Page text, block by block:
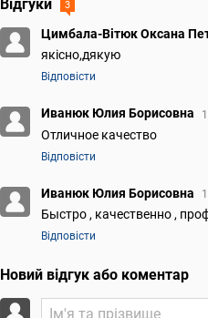
Відгуки
3
Цимбала-Вітюк Оксана
якісно,дякую
Відповісти
Иванюк Юлия Борисовна
Отличное качество
Відповісти
Иванюк Юлия Борисовна
Быстро , качественно ,
Відповісти
Новий відгук або коментар